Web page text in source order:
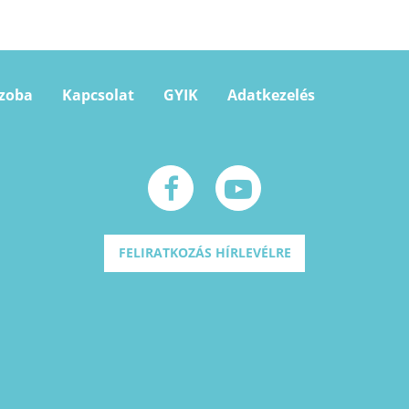
Kapcsolat GYIK Adatkezelés
FELIRATKOZÁS HÍRLEVÉLRE